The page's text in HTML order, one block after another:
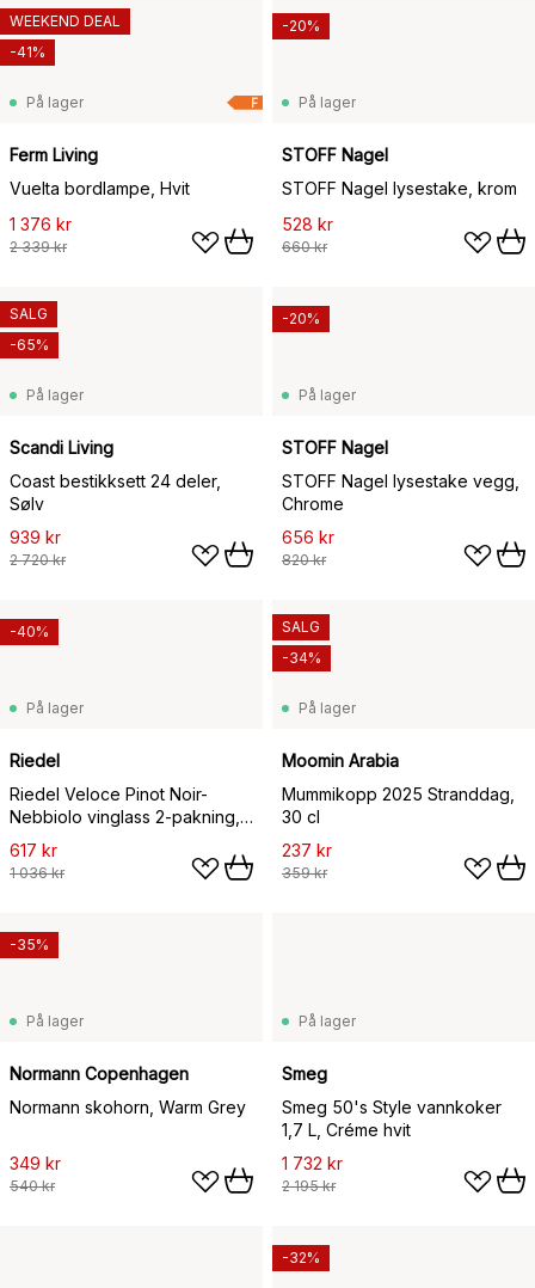
F
På lager
Ferm Living
Vuelta bordlampe, Hvit
1 376 kr
2 339 kr
WEEKEND DEAL
-41%
På lager
STOFF Nagel
STOFF Nagel lysestake, krom
528 kr
660 kr
-20%
På lager
Scandi Living
Coast bestikksett 24 deler,
Sølv
939 kr
2 720 kr
SALG
-65%
På lager
STOFF Nagel
STOFF Nagel lysestake vegg,
Chrome
656 kr
820 kr
-20%
På lager
Riedel
Riedel Veloce Pinot Noir-
Nebbiolo vinglass 2-pakning,
76,8 cl
617 kr
1 036 kr
-40%
På lager
Moomin Arabia
Mummikopp 2025 Stranddag,
30 cl
237 kr
359 kr
SALG
-34%
På lager
Normann Copenhagen
Normann skohorn, Warm Grey
349 kr
540 kr
-35%
På lager
Smeg
Smeg 50's Style vannkoker
1,7 L, Créme hvit
1 732 kr
2 195 kr
-32%